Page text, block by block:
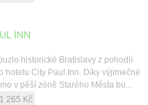
INN
historické Bratislavy z pohodlí
hotelu City Paul Inn. Díky výjimečné
v pěší zóně Starého Města bu...
1 265 Kč